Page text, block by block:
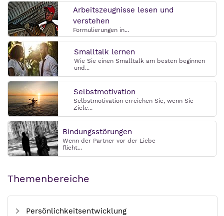
Arbeitszeugnisse lesen und
verstehen
Formulierungen in...
Smalltalk lernen
Wie Sie einen Smalltalk am besten beginnen
und...
Selbstmotivation
Selbstmotivation erreichen Sie, wenn Sie
Ziele...
Bindungsstörungen
Wenn der Partner vor der Liebe
flieht...
Themenbereiche
Persönlichkeitsentwicklung